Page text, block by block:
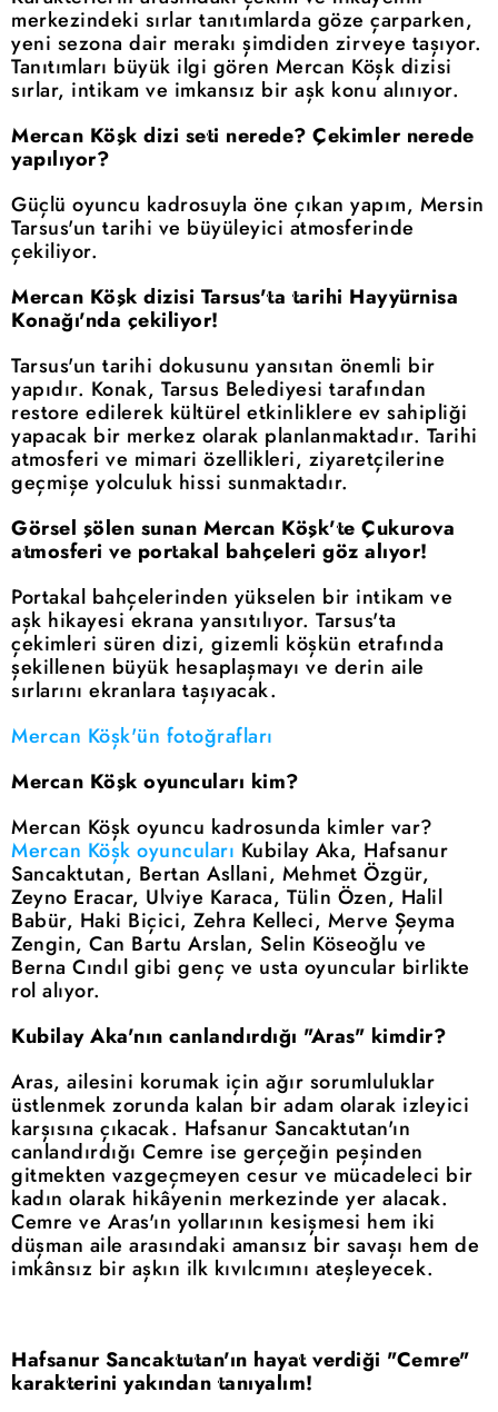
merkezindeki sırlar tanıtımlarda göze çarparken,
yeni sezona dair merakı şimdiden zirveye taşıyor.
Tanıtımları büyük ilgi gören Mercan Köşk dizisi
sırlar, intikam ve imkansız bir aşk konu alınıyor.
Mercan Köşk dizi seti nerede? Çekimler nerede
yapılıyor?
Güçlü oyuncu kadrosuyla öne çıkan yapım, Mersin
Tarsus'un tarihi ve büyüleyici atmosferinde
çekiliyor.
Mercan Köşk dizisi Tarsus'ta tarihi Hayyürnisa
Konağı'nda çekiliyor!
Tarsus'un tarihi dokusunu yansıtan önemli bir
yapıdır. Konak, Tarsus Belediyesi tarafından
restore edilerek kültürel etkinliklere ev sahipliği
yapacak bir merkez olarak planlanmaktadır. Tarihi
atmosferi ve mimari özellikleri, ziyaretçilerine
geçmişe yolculuk hissi sunmaktadır.
Görsel şölen sunan Mercan Köşk'te Çukurova
atmosferi ve portakal bahçeleri göz alıyor!
Portakal bahçelerinden yükselen bir intikam ve
aşk hikayesi ekrana yansıtılıyor. Tarsus'ta
çekimleri süren dizi, gizemli köşkün etrafında
şekillenen büyük hesaplaşmayı ve derin aile
sırlarını ekranlara taşıyacak.
Mercan Köşk'ün fotoğrafları
Mercan Köşk oyuncuları kim?
Mercan Köşk oyuncu kadrosunda kimler var?
Mercan Köşk oyuncuları Kubilay Aka, Hafsanur
Sancaktutan, Bertan Asllani, Mehmet Özgür,
Zeyno Eracar, Ulviye Karaca, Tülin Özen, Halil
Babür, Haki Biçici, Zehra Kelleci, Merve Şeyma
Zengin, Can Bartu Arslan, Selin Köseoğlu ve
Berna Cındıl gibi genç ve usta oyuncular birlikte
rol alıyor.
Kubilay Aka'nın canlandırdığı "Aras" kimdir?
Aras, ailesini korumak için ağır sorumluluklar
üstlenmek zorunda kalan bir adam olarak izleyici
karşısına çıkacak. Hafsanur Sancaktutan'ın
canlandırdığı Cemre ise gerçeğin peşinden
gitmekten vazgeçmeyen cesur ve mücadeleci bir
kadın olarak hikâyenin merkezinde yer alacak.
Cemre ve Aras'ın yollarının kesişmesi hem iki
düşman aile arasındaki amansız bir savaşı hem de
imkânsız bir aşkın ilk kıvılcımını ateşleyecek.
Hafsanur Sancaktutan'ın hayat verdiği "Cemre"
karakterini yakından tanıyalım!